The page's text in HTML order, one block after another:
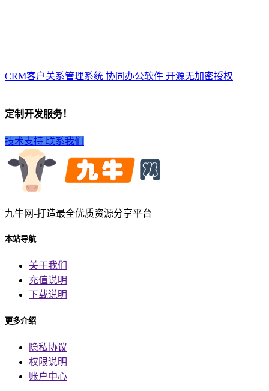
CRM客户关系管理系统 协同办公软件 开源无加密授权
定制开发服务！
技术支持 联系我们
九牛网-打造最全优质资源分享平台
本站导航
关于我们
充值说明
下载说明
更多介绍
隐私协议
权限说明
账户中心